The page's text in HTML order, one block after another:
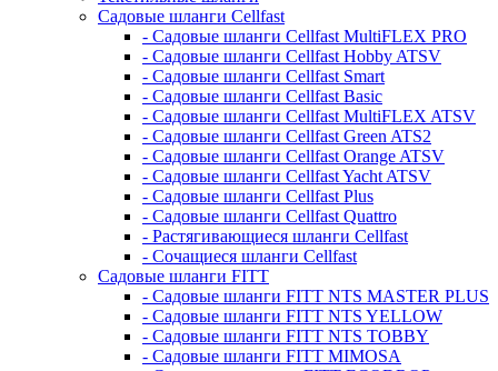
Садовые шланги Cellfast
- Садовые шланги Cellfast MultiFLEX PRO
- Садовые шланги Cellfast Hobby ATSV
- Садовые шланги Cellfast Smart
- Садовые шланги Cellfast Basic
- Садовые шланги Cellfast MultiFLEX ATSV
- Садовые шланги Cellfast Green ATS2
- Садовые шланги Cellfast Orange ATSV
- Садовые шланги Cellfast Yacht ATSV
- Садовые шланги Cellfast Plus
- Садовые шланги Cellfast Quattro
- Растягивающиеся шланги Cellfast
- Сочащиеся шланги Cellfast
Садовые шланги FITT
- Садовые шланги FITT NTS MASTER PLUS
- Садовые шланги FITT NTS YELLOW
- Садовые шланги FITT NTS TOBBY
- Садовые шланги FITT MIMOSA